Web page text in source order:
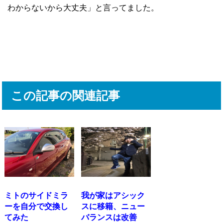
わからないから大丈夫」と言ってました。
この記事の関連記事
ミトのサイドミラ
ーを自分で交換し
てみた
我が家はアシック
スに移籍、ニュー
バランスは改善